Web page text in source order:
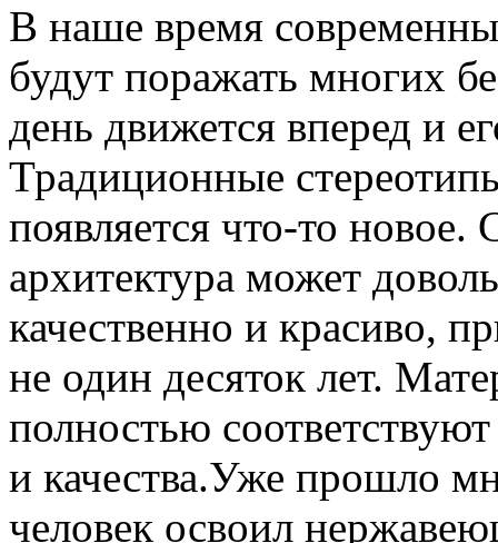
В наше время
будут поражать многих
день движется вперед и
Традиционные
появляется что-то новое.
архитектура может
качественно и красиво,
не один десяток лет.
полностью
и качества.Уже прошло
человек освоил